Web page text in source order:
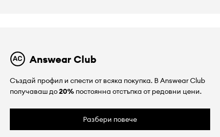
Answear Club
Създай профил и спести от всяка покупка. В Answear Club
получаваш до20% постоянна отстъпка от редовни цени.
Разбери повече